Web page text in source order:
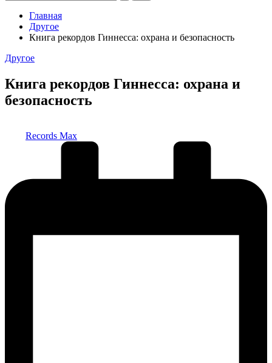
Главная
Другое
Книга рекордов Гиннесса: охрана и безопасность
Опубликовано
Другое
Книга рекордов Гиннесса: охрана и
безопасность
Records Max